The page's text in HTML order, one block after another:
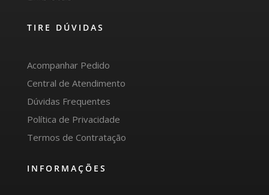
TIRE DÚVIDAS
Acompanhar Pedido
Central de Atendimento
Dúvidas Frequentes
Política de Privacidade
Termos de Contratação
INFORMAÇÕES